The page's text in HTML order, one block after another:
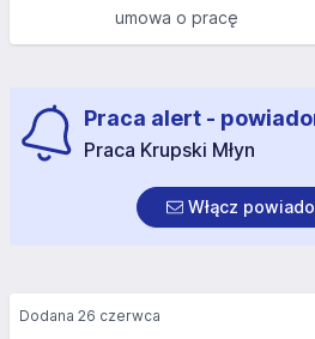
umowa o pracę
Praca alert -
Praca Krupski Młyn
Włącz
Dodana 26 czerwca